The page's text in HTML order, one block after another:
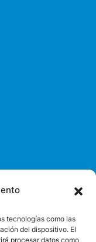
tecnologías como las
del dispositivo. El
procesar datos como